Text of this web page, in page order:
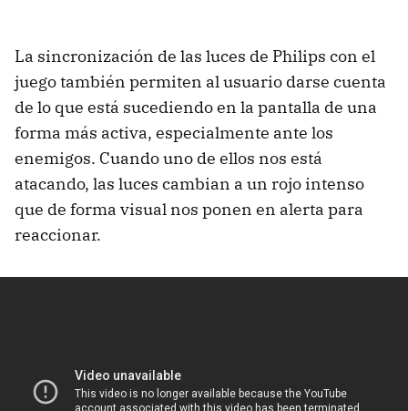
La sincronización de las luces de Philips con el
juego también permiten al usuario darse cuenta
de lo que está sucediendo en la pantalla de una
forma más activa, especialmente ante los
enemigos. Cuando uno de ellos nos está
atacando, las luces cambian a un rojo intenso
que de forma visual nos ponen en alerta para
reaccionar.